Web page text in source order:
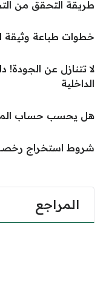
طريقة التحقق من
خطوات طباعة وثيقة
الداخلية
هل يحسب حساب
شروط استخراج
المراجع